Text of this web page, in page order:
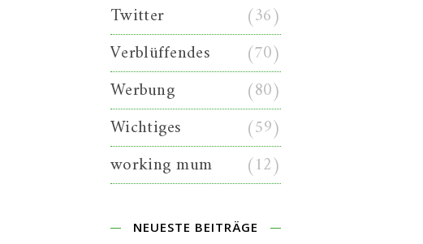
Twitter
(36)
Verblüffendes
(70)
Werbung
(80)
Wichtiges
(59)
working mum
(12)
NEUESTE BEITRÄGE